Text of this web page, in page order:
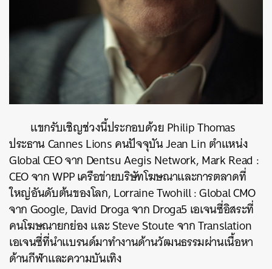
แขกรับเชิญช่วงนี้ประกอบด้วยPhilip Thomas
ประธานCannes LionsคนปัจจุบันJean Linตำแหน่ง
Global CEOจาก Dentsu Aegis Network, Mark Read :
CEOจากWPPเครือข่ายบริษัทโฆษณาและการตลาดที่
ใหญ่อันดับต้นของโลก, Lorraine Twohill : Global CMO
จากGoogle, David DrogaจากDroga5เอเจนซี่อิสระที่
คนโฆษณายกย่องและSteve StouteจากTranslation
เอเจนซี่ที่นำแบรนด์มาทำงานด้านวัฒนธรรมผ่านเนื้อหา
ด้านกีฬาและความบันเทิง